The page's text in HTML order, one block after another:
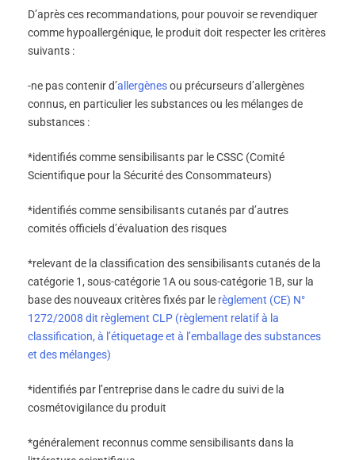
D’après ces recommandations, pour pouvoir se revendiquer
comme hypoallergénique, le produit doit respecter les critères
suivants :
-ne pas contenir d’allergènesou précurseurs d’allergènes
connus, en particulier les substances ou les mélanges de
substances :
*identifiés comme sensibilisants par le CSSC (Comité
Scientifique pour la Sécurité des Consommateurs)
*identifiés comme sensibilisants cutanés par d’autres
comités officiels d’évaluation des risques
*relevant de la classification des sensibilisants cutanés de la
catégorie 1, sous-catégorie 1A ou sous-catégorie 1B, sur la
base des nouveaux critères fixés par le règlement (CE) N°
1272/2008 dit règlement CLP (règlement relatif à la
classification, à l’étiquetage et à l’emballage des substances
et des mélanges)
*identifiés par l’entreprise dans le cadre du suivi de la
cosmétovigilance du produit
*généralement reconnus comme sensibilisants dans la